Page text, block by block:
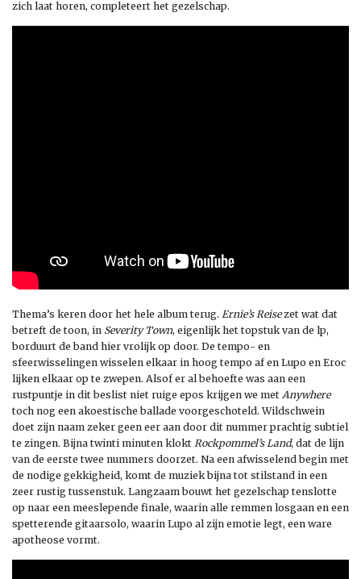
zich laat horen, completeert het gezelschap.
Thema’s keren door het hele album terug. Ernie’s Reisezet wat dat
betreft de toon, in Severity Town, eigenlijk het topstuk van de lp,
borduurt de band hier vrolijk op door. De tempo- en
sfeerwisselingen wisselen elkaar in hoog tempo af en Lupo en Eroc
lijken elkaar op te zwepen. Alsof er al behoefte was aan een
rustpuntje in dit beslist niet ruige epos krijgen we met Anywhere
toch nog een akoestische ballade voorgeschoteld. Wildschwein
doet zijn naam zeker geen eer aan door dit nummer prachtig subtiel
te zingen. Bijna twinti minuten klokt Rockpommel’s Land, dat de lijn
van de eerste twee nummers doorzet. Na een afwisselend begin met
de nodige gekkigheid, komt de muziek bijna tot stilstand in een
zeer rustig tussenstuk. Langzaam bouwt het gezelschap tenslotte
op naar een meeslepende finale, waarin alle remmen losgaan en een
spetterende gitaarsolo, waarin Lupo al zijn emotie legt, een ware
apotheose vormt.